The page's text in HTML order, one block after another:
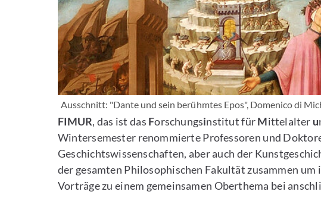
Ausschnitt: "Dante und sein berühmtes Epos", Domenico di
FIMUR, das ist das Forschungsinstitut fürMittelalter u
Wintersemester renommierte Professoren und
Geschichtswissenschaften, aber auch der
der gesamten Philosophischen Fakultät zusammen
Vorträge zu einem gemeinsamen Oberthema bei